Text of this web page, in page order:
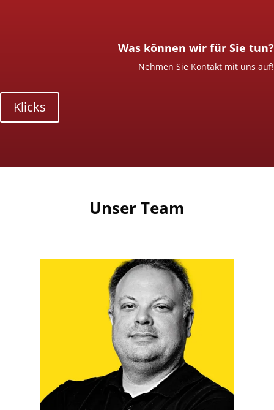
Was können wir für Sie tun?
Nehmen Sie Kontakt mit uns auf!
Klicks
Unser Team